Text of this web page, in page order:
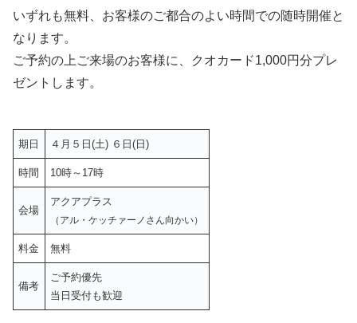
いずれも無料、お客様のご都合のよい時間での随時開催と
なります。
ご予約の上ご来場のお客様に、クオカード1,000円分プレ
ゼントします。
期日 ４月５日(土) ６日(日)
時間 10時～17時
会場
アクアプラス
（アル・ケッチァーノさん向かい）
料金 無料
備考
ご予約優先
当日受付も歓迎